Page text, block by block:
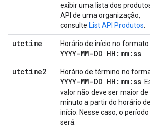
exibir uma lista dos
API de uma organização,
consulte List API Produtos
utctime Horário de início no formato
YYYY-MM-DD HH:mm:ss
utctime2 Horário de término no
YYYY-MM-DD HH:mm:ss .
valor não deve ser maior de
minuto a partir do horário de
início. Nesse caso, o período
será: